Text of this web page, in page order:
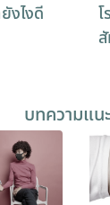
งไงดี
บทความแน